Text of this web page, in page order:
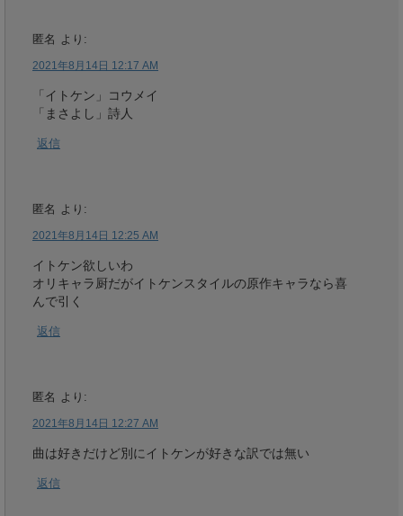
匿名 より:
2021年8月14日 12:17 AM
「イトケン」コウメイ
「まさよし」詩人
返信
匿名 より:
2021年8月14日 12:25 AM
イトケン欲しいわ
オリキャラ厨だがイトケンスタイルの原作キャラなら喜
んで引く
返信
匿名 より:
2021年8月14日 12:27 AM
曲は好きだけど別にイトケンが好きな訳では無い
返信